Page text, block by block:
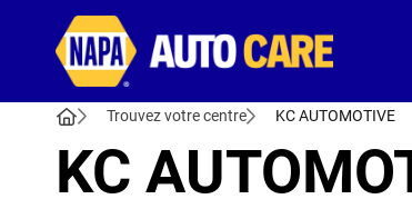
Trouvez votre centre KC AUTOMOTIVE
KC